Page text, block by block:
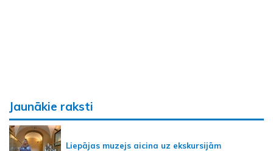
Jaunākie raksti
Liepājas muzejs aicina uz ekskursijām